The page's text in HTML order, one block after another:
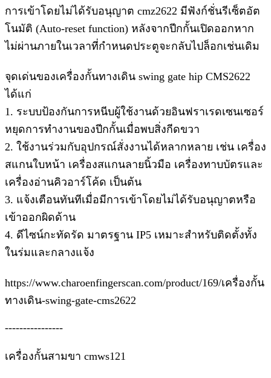
การเข้าโดยไม่ได้รับอนุญาต cmz2622 มีฟังก์ชั่นรีเซ็ตอัต
โนมัติ (Auto-reset function) หลังจากปีกกั้นเปิดออกหาก
ไม่ผ่านภายในเวลาที่กำหนดประตูจะกลับไปล็อกเช่นเดิม
จุดเด่นของเครื่องกั้นทางเดิน swing gate hip CMS2622
ได้แก่
1. ระบบป้องกันการหนีบผู้ใช้งานด้วยอินฟราเรดเซนเซอร์
หยุดการทำงานของปีกกั้นเมื่อพบสิ่งกีดขวา
2. ใช้งานร่วมกับอุปกรณ์สั่งงานได้หลากหลาย เช่น เครื่อง
สแกนใบหน้า เครื่องสแกนลายนิ้วมือ เครื่องทาบบัตรและ
เครื่องอ่านคิวอาร์โค้ด เป็นต้น
3. แจ้งเตือนทันทีเมื่อมีการเข้าโดยไม่ได้รับอนุญาตหรือ
เข้าออกผิดด้าน
4. ดีไซน์กะทัดรัด มาตรฐาน IP5 เหมาะสำหรับติดตั้งทั้ง
ในร่มและกลางแจ้ง
https://www.charoenfingerscan.com/product/169/เครื่องกั้น
ทางเดิน-swing-gate-cms2622
----------------
เครื่องกั้นสามขา cmws121